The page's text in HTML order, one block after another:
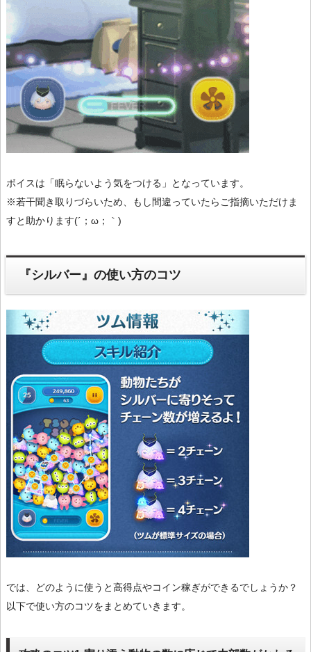
ボイスは「眠らないよう気をつける」となっています。
※若干聞き取りづらいため、もし間違っていたらご指摘いただけま
すと助かります(´；ω；｀)
『シルバー』の使い方のコツ
では、どのように使うと高得点やコイン稼ぎができるでしょうか？
以下で使い方のコツをまとめていきます。